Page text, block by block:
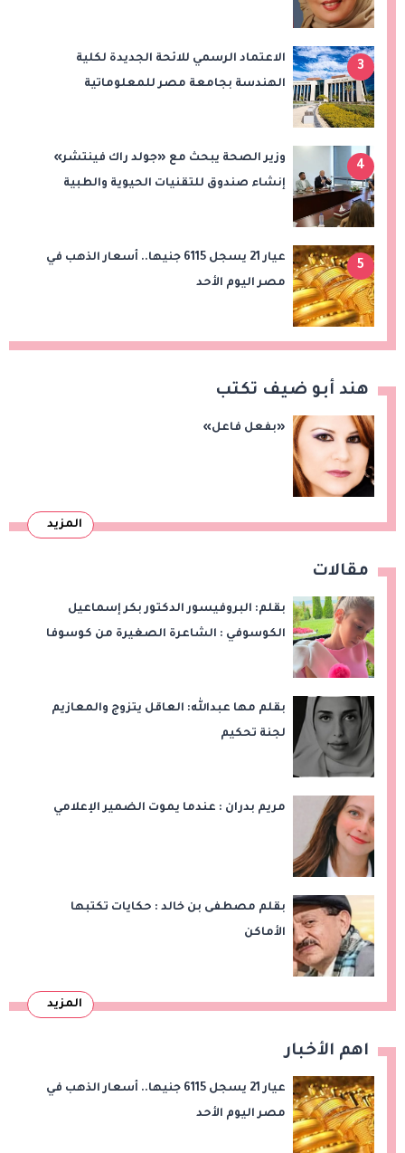
3
الاعتماد الرسمي للائحة الجديدة لكلية
الهندسة بجامعة مصر للمعلوماتية
4
وزير الصحة يبحث مع «جولد راك فينتشر»
إنشاء صندوق للتقنيات الحيوية والطبية
5
عيار 21 يسجل 6115 جنيها.. أسعار الذهب في
مصر اليوم الأحد
هند أبو ضيف تكتب
«بفعل فاعل»
المزيد
مقالات
بقلم: البروفيسور الدكتور بكر إسماعيل
الكوسوفي : الشاعرة الصغيرة من كوسوفا
بقلم مها عبدالله: العاقل يتزوج والمعازيم
لجنة تحكيم
مريم بدران : عندما يموت الضمير الإعلامي
بقلم مصطفى بن خالد : حكايات تكتبها
الأماكن
المزيد
اهم الأخبار
عيار 21 يسجل 6115 جنيها.. أسعار الذهب في
مصر اليوم الأحد